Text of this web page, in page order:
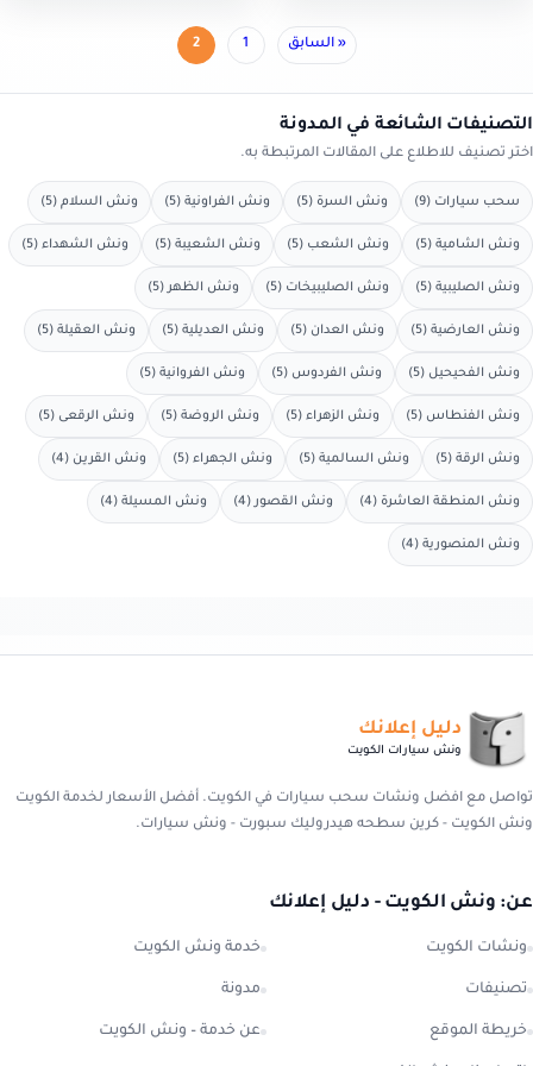
مناطق…
« السابق 1
2
التصنيفات الشائعة في المدونة
اختر تصنيف للاطلاع على المقالات المرتبطة به.
سحب سيارات (9) ونش السرة (5) ونش الفراونية (5) ونش السلام (5)
ونش الشامية (5) ونش الشعب (5) ونش الشعيبة (5) ونش الشهداء (5)
ونش الصليبية (5) ونش الصليبيخات (5) ونش الظهر (5)
ونش العارضية (5) ونش العدان (5) ونش العديلية (5) ونش العقيلة (5)
ونش الفحيحيل (5) ونش الفردوس (5) ونش الفروانية (5)
ونش الفنطاس (5) ونش الزهراء (5) ونش الروضة (5) ونش الرقعى (5)
ونش الرقة (5) ونش السالمية (5) ونش الجهراء (5) ونش القرين (4)
ونش المنطقة العاشرة (4) ونش القصور (4) ونش المسيلة (4)
ونش المنصورية (4)
دليل إعلانك
ونش سيارات الكويت
تواصل مع افضل ونشات سحب سيارات في الكويت. أفضل الأسعار لخدمة الكويت
ونش الكويت - كرين سطحه هيدروليك سبورت - ونش سيارات.
عن: ونش الكويت - دليل إعلانك
ونشات الكويت خدمة ونش الكويت
تصنيفات مدونة
خريطة الموقع عن خدمة – ونش الكويت